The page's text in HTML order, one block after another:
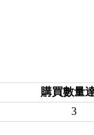
購買數量
3